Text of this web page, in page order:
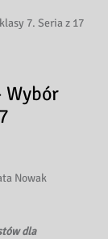
7. Seria z 17
Wybór
Nowak
dla